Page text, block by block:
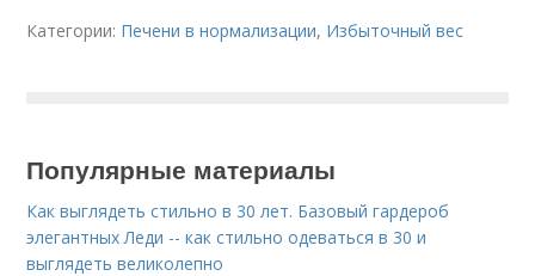
Категории: Печени в нормализации, Избыточный вес
Популярные материалы
Как выглядеть стильно в 30 лет. Базовый гардероб
элегантных Леди -- как стильно одеваться в 30 и
выглядеть великолепно